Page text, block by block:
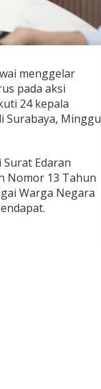
menggelar
pada aksi
24 kepala
Surabaya, Minggu
Edaran
Nomor 13 Tahun
Warga Negara